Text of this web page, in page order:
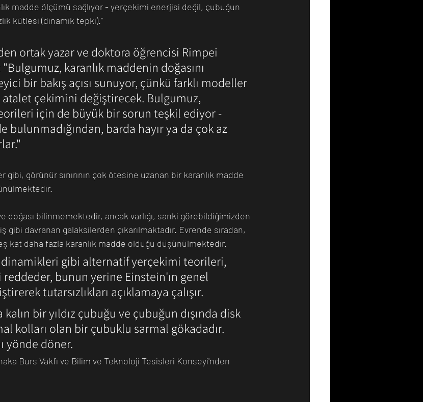
madde ölçümü sağlıyor - yerçekimi enerjisi değil, çubuğun
kütlesi (dinamik tepki)."
ortak yazar ve doktora öğrencisi Rimpei
karanlık maddenin doğasını
bir bakış açısı sunuyor, çünkü farklı modeller
çekimini değiştirecek. Bulgumuz,
için de büyük bir sorun teşkil ediyor -
bulunmadığından, barda hayır ya da çok az
görünür sınırının çok ötesine uzanan bir karanlık madde
doğası bilinmemektedir, ancak varlığı, sanki görebildiğimizden
davranan galaksilerden çıkarılmaktadır. Evrende sıradan,
kat daha fazla karanlık madde olduğu düşünülmektedir.
gibi alternatif yerçekimi teorileri,
bunun yerine Einstein'ın genel
tutarsızlıkları açıklamaya çalışır.
bir yıldız çubuğu ve çubuğun dışında disk
kolları olan bir çubuklu sarmal gökadadır.
yönde döner.
Burs Vakfı ve Bilim ve Teknoloji Tesisleri Konseyi'nden